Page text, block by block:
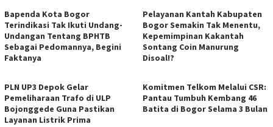
Bapenda Kota Bogor
Terindikasi Tak Ikuti Undang-
Undangan Tentang BPHTB
Sebagai Pedomannya, Begini
Faktanya
Pelayanan Kantah Kabupaten
Bogor Semakin Tak Menentu,
Kepemimpinan Kakantah
Sontang Coin Manurung
Disoal!?
PLN UP3 Depok Gelar
Pemeliharaan Trafo di ULP
Bojonggede Guna Pastikan
Layanan Listrik Prima
Komitmen Telkom Melalui CSR:
Pantau Tumbuh Kembang 46
Batita di Bogor Selama 3 Bulan